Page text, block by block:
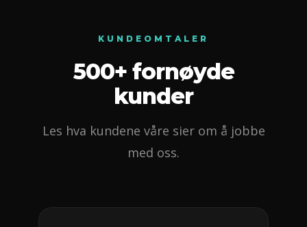
KUNDEOMTALER
500+ fornøyde
kunder
Les hva kundene våre sier om å jobbe
med oss.